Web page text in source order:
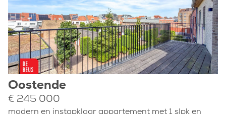
Oostende
€ 245 000
modern en instapklaar appartement met 1 slpk en